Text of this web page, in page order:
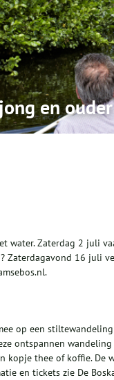
en
water. Zaterdag 2 juli
Zaterdagavond 16 juli
op een
ontspannen
kopje thee of koffie. De
en tickets zie De